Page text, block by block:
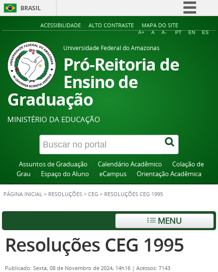
BRASIL
Simplifique!
Acesso à informação
ACESSIBILIDADE ALTO CONTRASTE MAPA DO SITE
A+ A A- PT EN ES
Universidade Federal do Amazonas
Pró-Reitoria de
Ensino de
Graduação
MINISTÉRIO DA EDUCAÇÃO
Assuntos de Graduação Calendário Acadêmico
Colação de
Grau
Espaço do Aluno eCampus Orientação Acadêmica
PÁGINA INICIAL > RESOLUÇÕES > CEG > RESOLUÇÕES CEG 1995
MENU
Resoluções CEG 1995
Publicado: Sexta, 08 de Novembro de 2024, 14h16 | Acessos: 7143